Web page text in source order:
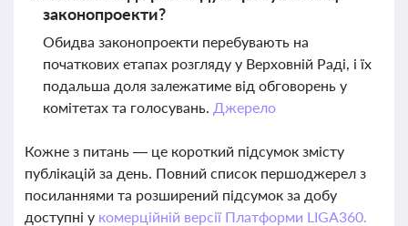
законопроекти?
Обидва законопроекти перебувають на
початкових етапах розгляду у Верховній Раді, і їх
подальша доля залежатиме від обговорень у
комітетах та голосувань. Джерело
Кожне з питань — це короткий підсумок змісту
публікацій за день. Повний список першоджерел з
посиланнями та розширений підсумок за добу
доступні у комерційній версії Платформи LIGA360.